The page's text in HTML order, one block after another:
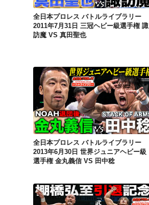
全日本プロレス バトルライブラリー
2011年7月31日 三冠ヘビー級選手権 諏
訪魔 VS 真田聖也
全日本プロレス バトルライブラリー 2013年6月30日 世界ジュニアヘビー級選手権 金丸義信 VS 田中稔
全日本プロレス バトルライブラリー
2013年6月30日 世界ジュニアヘビー級
選手権 金丸義信 VS 田中稔